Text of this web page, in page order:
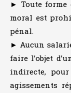
► Toute forme
moral est
pénal.
► Aucun
faire l’objet
indirecte,
agissements